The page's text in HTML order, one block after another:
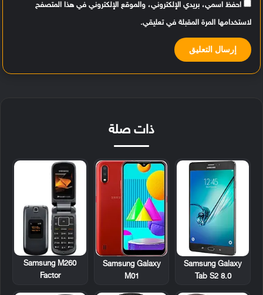
احفظ اسمي، بريدي الإلكتروني، والموقع الإلكتروني في هذا المتصفح
لاستخدامها المرة المقبلة في تعليقي.
ذات صلة
Samsung Galaxy
Tab S2 8.0
Samsung Galaxy
M01
Samsung M260
Factor